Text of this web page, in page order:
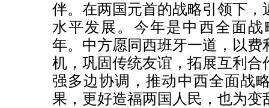
伴。在两国元首的战略引领下，
水平发展。今年是中西全面
年。中方愿同西班牙一道，以费
机，巩固传统友谊，拓展互利合
强多边协调，推动中西全面战
果，更好造福两国人民，也为变